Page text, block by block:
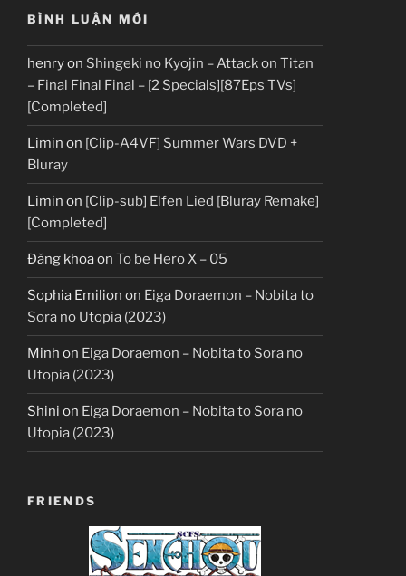
BÌNH LUẬN MỚI
henryon Shingeki no Kyojin – Attack on Titan
– Final Final Final – [2 Specials][87Eps TVs]
[Completed]
Limin on [Clip-A4VF] Summer Wars DVD +
Bluray
Limin on [Clip-sub] Elfen Lied [Bluray Remake]
[Completed]
Đăng khoaon To be Hero X – 05
Sophia Emilion on Eiga Doraemon – Nobita to
Sora no Utopia (2023)
Minh on Eiga Doraemon – Nobita to Sora no
Utopia (2023)
Shini on Eiga Doraemon – Nobita to Sora no
Utopia (2023)
FRIENDS